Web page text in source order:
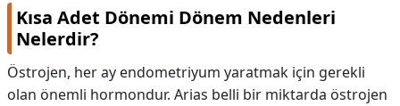
Kısa Adet Dönemi Dönem Nedenleri
Nelerdir?
Östrojen, her ay endometriyum yaratmak için gerekli
olan önemli hormondur. Arias belli bir miktarda östrojen